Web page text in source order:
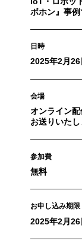
ボホン』事
日時
2025年2月
会場
オンライン
お送りいたし
参加費
無料
お申し込み期限
2025年2月